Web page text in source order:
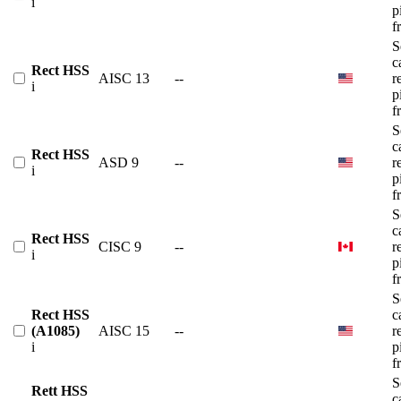
Rect HSS
i
AISC 13 --
Rect HSS
i
ASD 9 --
Rect HSS
i
CISC 9 --
Rect HSS
(A1085)
i
AISC 15 --
Rett HSS